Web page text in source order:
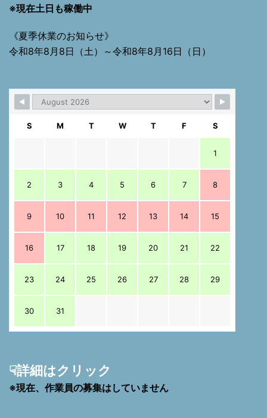
※現在土日も稼働中
《夏季休業のお知らせ》
令和8年8月8日（土）～令和8年8月16日（日）
S M T W T F S
1
2 3 4 5 6 7 8
9 10 11 12 13 14 15
16 17 18 19 20 21 22
23 24 25 26 27 28 29
30 31
☟詳細はクリック
※現在、作業員の募集はしていません